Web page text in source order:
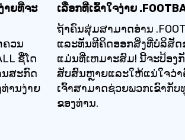
າຍທີ່ຈະ
ຄວນ
ຊື່ໂດ
ນສະກົດ
ານງ່າຍ
ເລືອກທີ່ເຂົ້າໃຈງ່າຍ
ຖ້າຄົນສຸ່ມສາມາດອ່ານ
ແລະທັນທີຄິດອອກສິ່ງທີ່ບໍລິສັດ
ແມ່ນທີ່ເຫມາະສົມ! ນີ້ຈະປ້ອງ
ສັບສົນຫຼາຍແລະໃຫ້ແນ່ໃຈວ່
ເຈົ້າສາມາດຊ່ວຍພວກເຂົາກັ
ຂອງທ່ານ.